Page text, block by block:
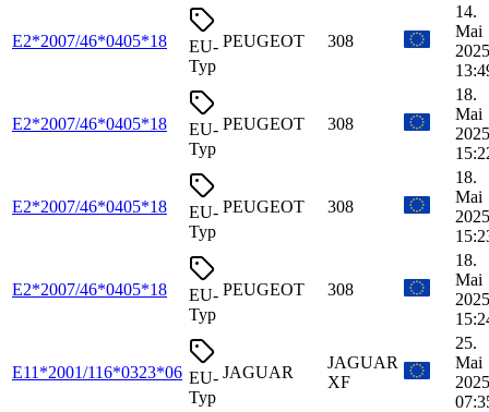
E2*2007/46*0405*18
EU-
Typ
PEUGEOT 308
14.
Mai
E2*2007/46*0405*18
EU-
Typ
PEUGEOT 308
18.
Mai
E2*2007/46*0405*18
EU-
Typ
PEUGEOT 308
18.
Mai
E2*2007/46*0405*18
EU-
Typ
PEUGEOT 308
18.
Mai
E11*2001/116*0323*06 EU-
Typ
JAGUAR
JAGUAR
XF
25.
Mai